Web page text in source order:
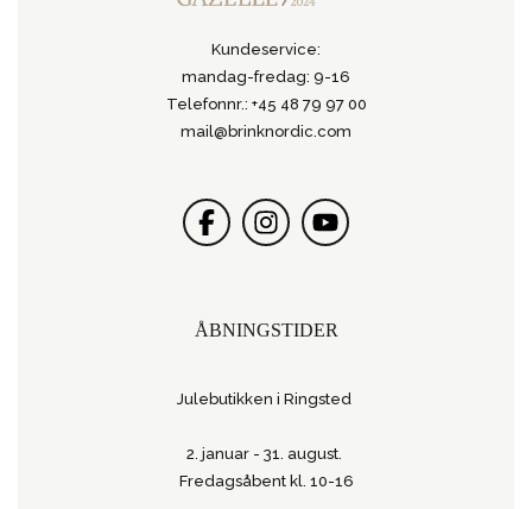
Kundeservice:
mandag-fredag: 9-16
Telefonnr.: +45 48 79 97 00
mail@brinknordic.com
ÅBNINGSTIDER
Julebutikken i Ringsted
2. januar - 31. august.
Fredagsåbent kl. 10-16